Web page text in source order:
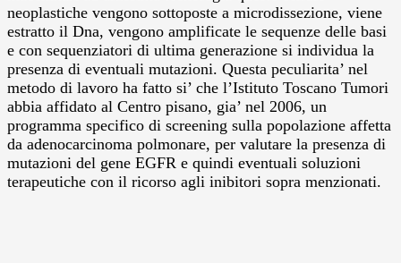
neoplastiche vengono sottoposte a microdissezione, viene
estratto il Dna, vengono amplificate le sequenze delle basi
e con sequenziatori di ultima generazione si individua la
presenza di eventuali mutazioni. Questa peculiarita’ nel
metodo di lavoro ha fatto si’ che l’Istituto Toscano Tumori
abbia affidato al Centro pisano, gia’ nel 2006, un
programma specifico di screening sulla popolazione affetta
da adenocarcinoma polmonare, per valutare la presenza di
mutazioni del gene EGFR e quindi eventuali soluzioni
terapeutiche con il ricorso agli inibitori sopra menzionati.